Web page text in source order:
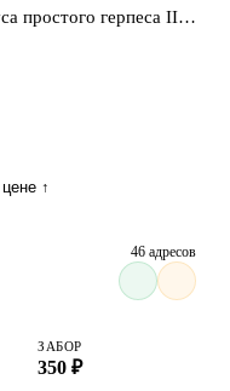
простого герпеса II
инфекцию и
↑
46 адресов
ЗАБОР
350 ₽